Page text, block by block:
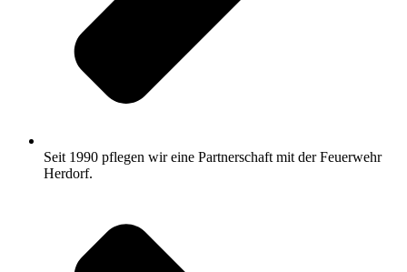
Seit 1990 pflegen wir eine Partnerschaft mit der Feuerwehr
Herdorf.